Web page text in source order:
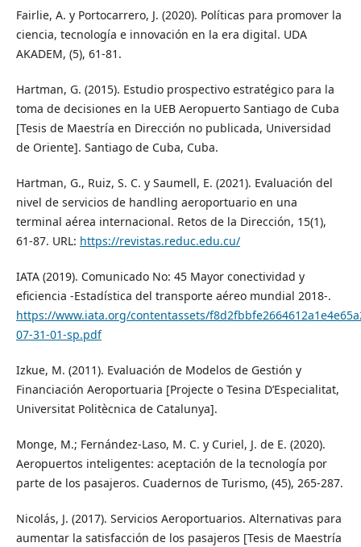
Fairlie, A. y Portocarrero, J. (2020). Políticas para promover la
ciencia, tecnología e innovación en la era digital. UDA
AKADEM, (5), 61-81.
Hartman, G. (2015). Estudio prospectivo estratégico para la
toma de decisiones en la UEB Aeropuerto Santiago de Cuba
[Tesis de Maestría en Dirección no publicada, Universidad
de Oriente]. Santiago de Cuba, Cuba.
Hartman, G., Ruiz, S. C. y Saumell, E. (2021). Evaluación del
nivel de servicios de handling aeroportuario en una
terminal aérea internacional. Retos de la Dirección, 15(1),
61-87. URL: https://revistas.reduc.edu.cu/
IATA (2019). Comunicado No: 45 Mayor conectividad y
eficiencia -Estadística del transporte aéreo mundial 2018-.
https://www.iata.org/contentassets/
07-31-01-sp.pdf
Izkue, M. (2011). Evaluación de Modelos de Gestión y
Financiación Aeroportuaria [Projecte o Tesina D’Especialitat,
Universitat Politècnica de Catalunya].
Monge, M.; Fernández-Laso, M. C. y Curiel, J. de E. (2020).
Aeropuertos inteligentes: aceptación de la tecnología por
parte de los pasajeros. Cuadernos de Turismo, (45), 265-287.
Nicolás, J. (2017). Servicios Aeroportuarios. Alternativas para
aumentar la satisfacción de los pasajeros [Tesis de Maestría